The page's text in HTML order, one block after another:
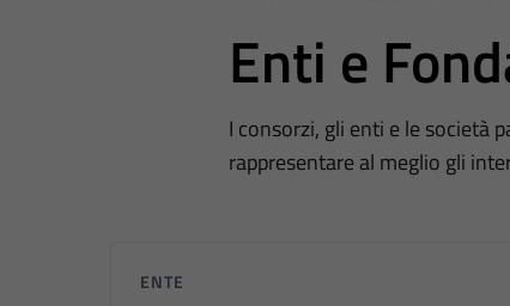
Enti e
I consorzi, gli enti e le società
rappresentare al meglio gli
ENTE